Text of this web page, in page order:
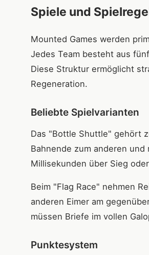
Spiele und
Mounted Games werden
Jedes Team besteht aus
Diese Struktur ermöglicht
Regeneration.
Beliebte Spielvarianten
Das "Bottle Shuttle" gehört
Bahnende zum anderen
Millisekunden über Sieg
Beim "Flag Race" nehmen
anderen Eimer am
müssen Briefe im vollen
Punktesystem